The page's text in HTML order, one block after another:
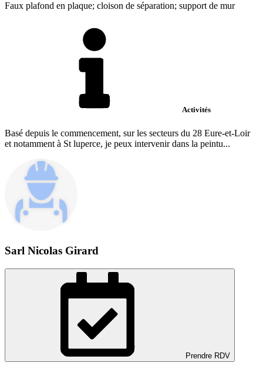
Faux plafond en plaque; cloison de séparation; support de mur
Activités
Basé depuis le commencement, sur les secteurs du 28 Eure-et-Loir
et notamment à St luperce, je peux intervenir dans la peintu...
Sarl Nicolas Girard
Prendre RDV